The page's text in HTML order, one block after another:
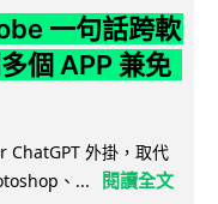
一句話跨軟
個 APP 兼免
ChatGPT 外掛，取代
、...
閱讀全文